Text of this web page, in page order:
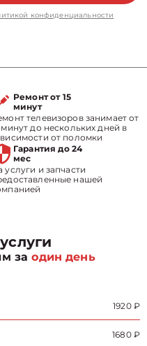
конфиденциальности
Ремонт от 15
минут
телевизоров занимает от
минут до нескольких дней в
от поломки
Гарантия до 24
мес
услуги и запчасти
нашей
заодин день
1920 ₽
1680 ₽